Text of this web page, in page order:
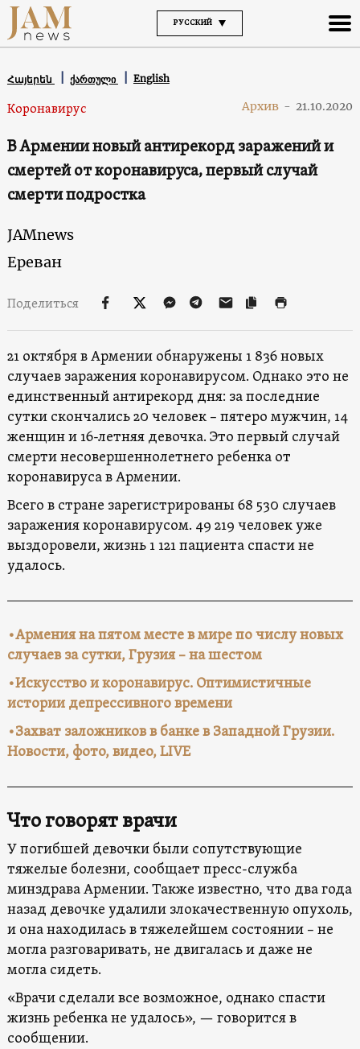
РУССКИЙ
Հայերեն ქართული English
Коронавирус Архив - 21.10.2020
В Армении новый антирекорд заражений и
смертей от коронавируса, первый случай
смерти подростка
JAMnews
Ереван
Поделиться
21 октября в Армении обнаружены 1 836 новых
случаев заражения коронавирусом. Однако это не
единственный антирекорд дня: за последние
сутки скончались 20 человек – пятеро мужчин, 14
женщин и 16-летняя девочка. Это первый случай
смерти несовершеннолетнего ребенка от
коронавируса в Армении.
Всего в стране зарегистрированы 68 530 случаев
заражения коронавирусом. 49 219 человек уже
выздоровели, жизнь 1 121 пациента спасти не
удалось.
•Армения на пятом месте в мире по числу новых
случаев за сутки, Грузия – на шестом
•Искусство и коронавирус. Оптимистичные
истории депрессивного времени
•Захват заложников в банке в Западной Грузии.
Новости, фото, видео, LIVE
Что говорят врачи
У погибшей девочки были сопутствующие
тяжелые болезни, сообщает пресс-служба
минздрава Армении. Также известно, что два года
назад девочке удалили злокачественную опухоль,
и она находилась в тяжелейшем состоянии – не
могла разговаривать, не двигалась и даже не
могла сидеть.
«Врачи сделали все возможное, однако спасти
жизнь ребенка не удалось», — говорится в
сообщении.